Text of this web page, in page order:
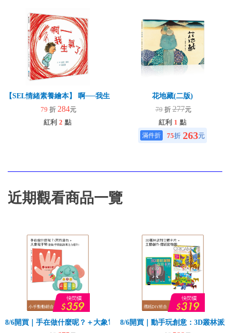
【SEL情緒素養繪本】 啊──我生氣了！(二版)
79 折 284元
紅利 2 點
花地藏(二版)
79 折277元
紅利 1 點
75折 263元
近期觀看商品一覽
8/6開買｜手在做什麼呢？＋大象電子琴8/6開買｜動手玩創意：3D叢林派